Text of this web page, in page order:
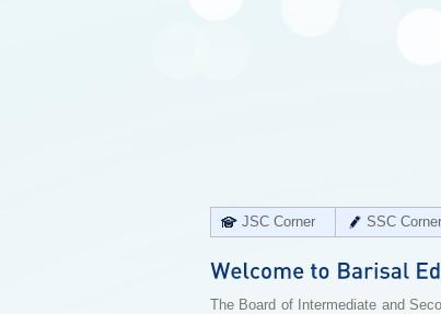
JSC Corner SSC Corner
The Board of Intermediate and